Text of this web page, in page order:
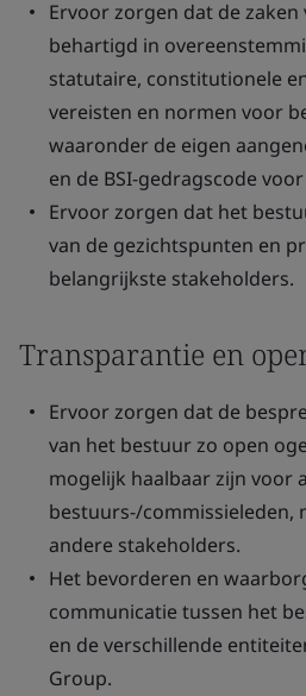
Ervoor zorgen dat de
behartigd in
statutaire, constitutionele
vereisten en normen voor
waaronder de eigen
en de BSI-gedragscode
Ervoor zorgen dat het
van de gezichtspunten en
belangrijkste stakeholders.
Transparantie en
Ervoor zorgen dat de
van het bestuur zo open
mogelijk haalbaar zijn voor
bestuurs-/commissieleden,
andere stakeholders.
Het bevorderen en
communicatie tussen het
en de verschillende
Group.